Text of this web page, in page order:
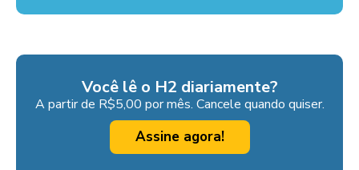
Você lê o H2 diariamente?
A partir de R$5,00 por mês. Cancele quando quiser.
Assine agora!